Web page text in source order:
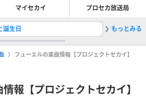
マイセカイ プロセカ放送局
誕生日 2［決戦
もっとみる
フューエルの楽曲情報【プロジェクトセカイ】
報【プロジェクトセカイ】